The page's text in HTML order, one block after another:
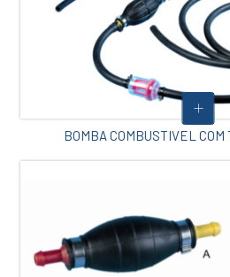
BOMBA COMBUSTIVEL COM